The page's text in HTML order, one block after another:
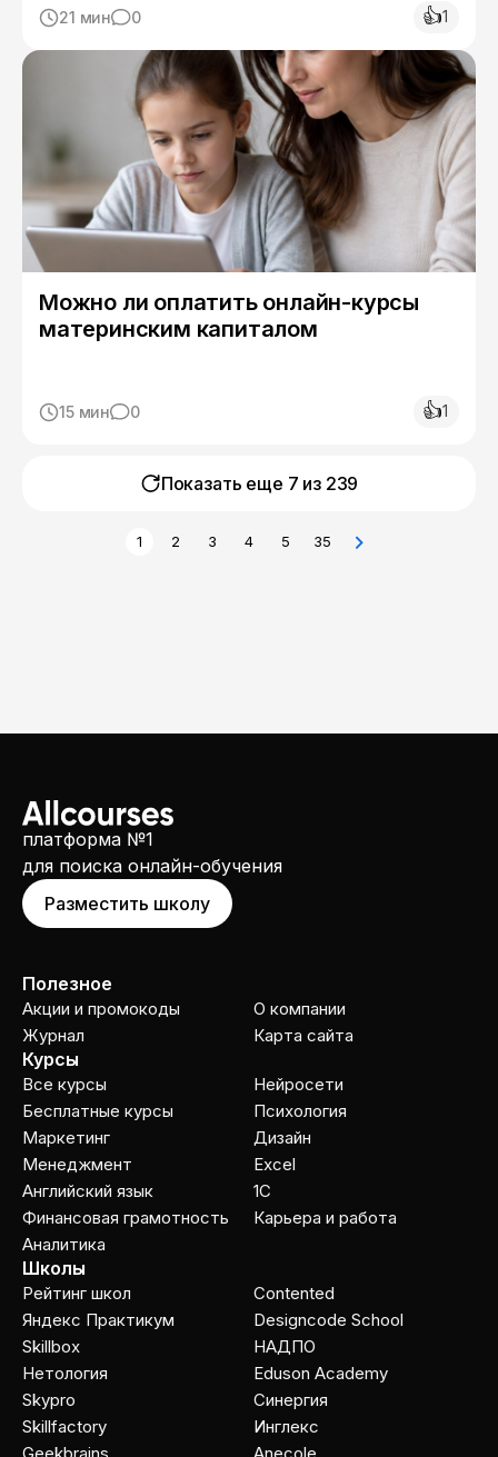
21 мин 0 👍1
Можно ли оплатить онлайн-курсы
материнским капиталом
15 мин 0 👍1
Показать еще 7 из 239
1 2 3 4 5 35
платформа №1
для поиска онлайн-обучения
Разместить школу
Полезное
Акции и промокоды
Журнал
О компании
Карта сайта
Курсы
Все курсы
Бесплатные курсы
Маркетинг
Менеджмент
Английский язык
Финансовая грамотность
Аналитика
Нейросети
Психология
Дизайн
Excel
1C
Карьера и работа
Школы
Рейтинг школ
Яндекс Практикум
Skillbox
Нетология
Skypro
Skillfactory
Contented
Designcode School
НАДПО
Eduson Academy
Cинергия
Инглекс